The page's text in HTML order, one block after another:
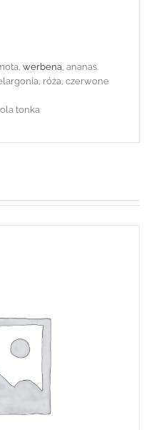
werbena, ananas.
róża, czerwone
tonka